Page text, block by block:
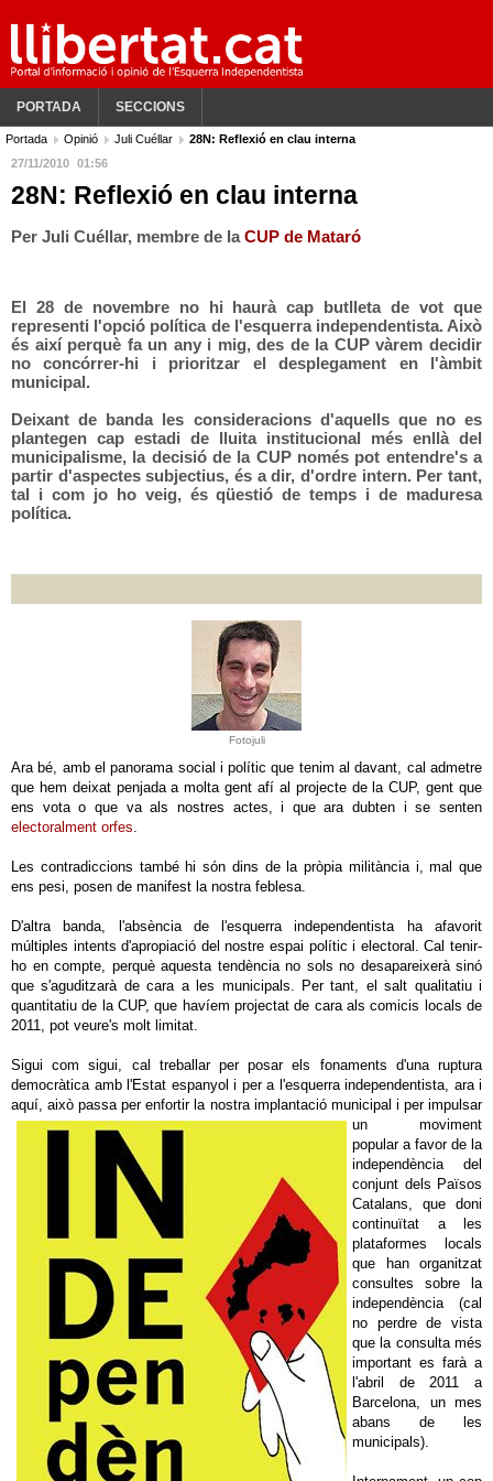
PORTADA SECCIONS
Portada Opinió Juli Cuéllar
28N: Reflexió en clau interna
27/11/2010 01:56
28N: Reflexió en clau interna
Per Juli Cuéllar, membre de laCUP de Mataró
El 28 de novembre no hi haurà cap butlleta de vot que
representi l'opció política de l'esquerra independentista. Això
és així perquè fa un any i mig, des de la CUP vàrem decidir
no concórrer-hi i prioritzar el desplegament en l'àmbit
municipal.
Deixant de banda les consideracions d'aquells que no es
plantegen cap estadi de lluita institucional més enllà del
municipalisme, la decisió de la CUP només pot entendre's a
partir d'aspectes subjectius, és a dir, d'ordre intern. Per tant,
tal i com jo ho veig, és qüestió de temps i de maduresa
política.
Fotojuli
Ara bé, amb el panorama social i polític que tenim al davant, cal admetre
que hem deixat penjada a molta gent afí al projecte de la CUP, gent que
ens vota o que va als nostres actes, i que ara dubten i se senten
electoralment orfes.
Les contradiccions també hi són dins de la pròpia militància i, mal que
ens pesi, posen de manifest la nostra feblesa.
D'altra banda, l'absència de l'esquerra independentista ha afavorit
múltiples intents d'apropiació del nostre espai polític i electoral. Cal tenir-
ho en compte, perquè aquesta tendència no sols no desapareixerà sinó
que s'aguditzarà de cara a les municipals. Per tant, el salt qualitatiu i
quantitatiu de la CUP, que havíem projectat de cara als comicis locals de
2011, pot veure's molt limitat.
Sigui com sigui, cal treballar per posar els fonaments d'una ruptura
democràtica amb l'Estat espanyol i per a l'esquerra independentista, ara i
aquí, això passa per enfortir la nostra implantació municipal i per impulsar
un moviment
popular a favor de la
independència del
conjunt dels Països
Catalans, que doni
continuïtat a les
plataformes locals
que han organitzat
consultes sobre la
independència (cal
no perdre de vista
que la consulta més
important es farà a
l'abril de 2011 a
Barcelona, un mes
abans de les
municipals).